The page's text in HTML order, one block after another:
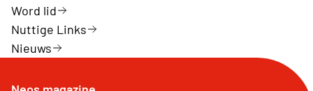
Word lid
Nuttige Links
Nieuws